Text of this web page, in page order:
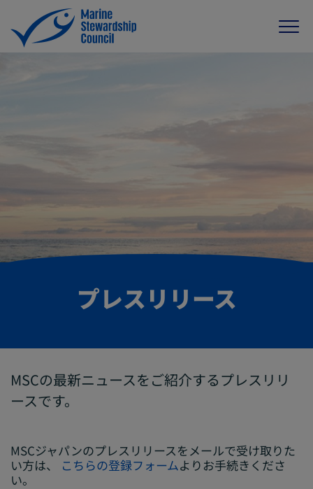
プレスリリース
MSCの最新ニュースをご紹介するプレスリリ
ースです。
MSCジャパンのプレスリリースをメールで受け取りた
い方は、
こちらの登録フォームよりお手続きくださ
い。